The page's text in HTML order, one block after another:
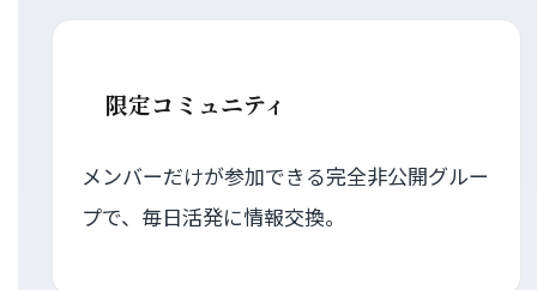
限定コミュニティ
メンバーだけが参加できる完全非公開グルー
プで、毎日活発に情報交換。